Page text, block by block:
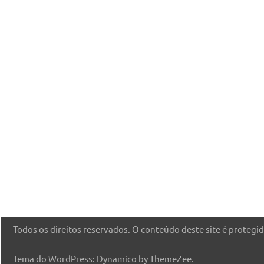
Todos os direitos reservados. O conteúdo deste site é
Tema do WordPress: Dynamico by ThemeZee.